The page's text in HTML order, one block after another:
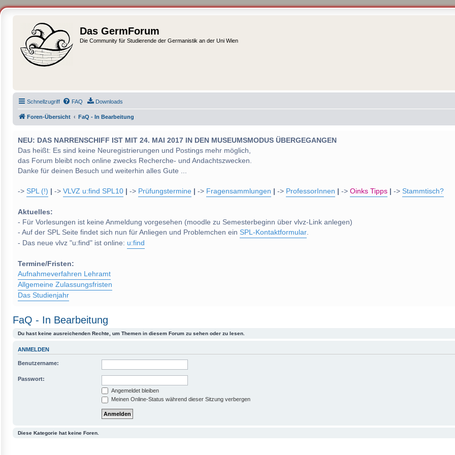
Das GermForum
Die Community für Studierende der Germanistik an der Uni Wien
Schnellzugriff FAQ Downloads
Foren-Übersicht FaQ - In Bearbeitung
NEU: DAS NARRENSCHIFF IST MIT 24. MAI 2017 IN DEN MUSEUMSMODUS ÜBERGEGANGEN
Das heißt: Es sind keine Neuregistrierungen und Postings mehr möglich,
das Forum bleibt noch online zwecks Recherche- und Andachtszwecken.
Danke für deinen Besuch und weiterhin alles Gute ...
-> SPL (!) -> VLVZ u:find SPL10 -> Prüfungstermine -> Fragensammlungen -> ProfessorInnen -> Oinks Tipps -> Stammtisch?
Aktuelles:
- Für Vorlesungen ist keine Anmeldung vorgesehen (moodle zu Semesterbeginn über vlvz-Link anlegen)
- Auf der SPL Seite findet sich nun für Anliegen und Problemchen ein SPL-Kontaktformular.
- Das neue vlvz "u:find" ist online: u:find
Termine/Fristen:
Aufnahmeverfahren Lehramt
Allgemeine Zulassungsfristen
Das Studienjahr
FaQ - In Bearbeitung
Du hast keine ausreichenden Rechte, um Themen in diesem Forum zu sehen oder zu lesen.
ANMELDEN
Benutzername:
Passwort:
Angemeldet bleiben
Meinen Online-Status während dieser Sitzung verbergen
Diese Kategorie hat keine Foren.